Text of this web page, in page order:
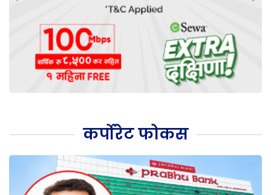
कर्पोरेट फोकस